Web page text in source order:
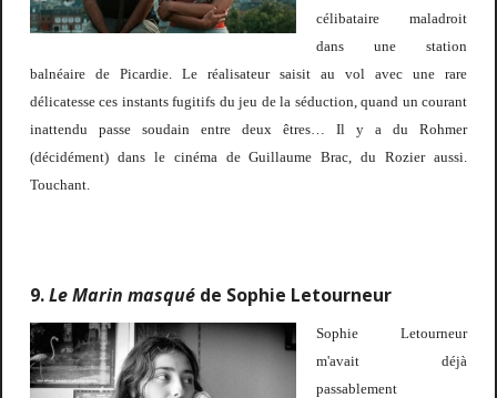
célibataire maladroit
dans une station
balnéaire de Picardie. Le réalisateur saisit au vol avec une rare
délicatesse ces instants fugitifs du jeu de la séduction, quand un courant
inattendu passe soudain entre deux êtres… Il y a du Rohmer
(décidément) dans le cinéma de Guillaume Brac, du Rozier aussi.
Touchant.
9.Le Marin masquéde Sophie Letourneur
Sophie Letourneur
m'avait déjà
passablement